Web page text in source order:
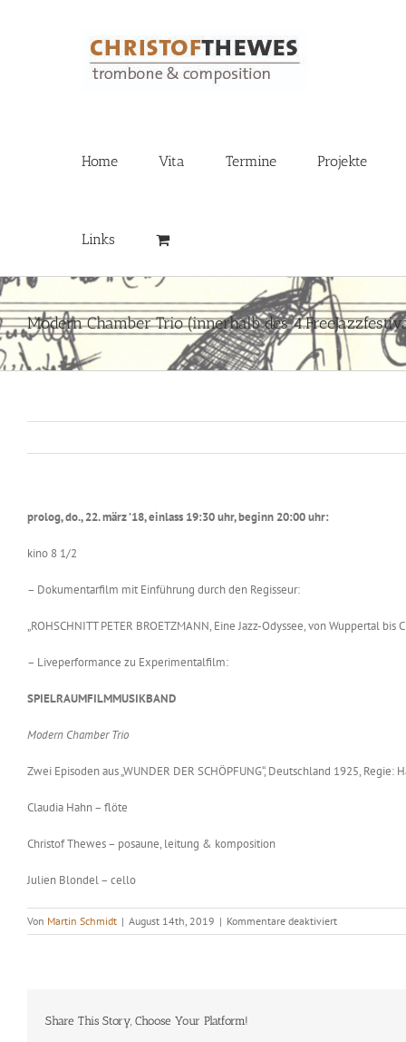
Home Vita Termine Projekte
Links
Modern Chamber Trio (innerhalb des
prolog, do., 22. märz ’18, einlass 19:30 uhr, beginn 20:00 uhr:
kino 8 1/2
– Dokumentarfilm mit Einführung durch den Regisseur:
„ROHSCHNITT PETER BROETZMANN, Eine Jazz-Odyssee, von Wuppertal bis
– Liveperformance zu Experimentalfilm:
SPIELRAUMFILMMUSIKBAND
Modern Chamber Trio
Zwei Episoden aus „WUNDER DER SCHÖPFUNG“, Deutschland 1925,
Claudia Hahn – flöte
Christof Thewes – posaune, leitung & komposition
Julien Blondel – cello
Von Martin Schmidt | August 14th, 2019 | Kommentare deaktiviertfür
Modern
Share This Story, Choose Your Platform!